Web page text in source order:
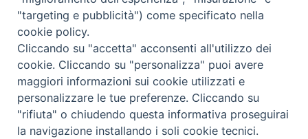
27100 Pavia
Italia
Contatti
"targeting e pubblicità") come specificato nella
cookie policy.
Cliccando su "accetta" acconsenti all'utilizzo dei
cookie. Cliccando su "personalizza" puoi avere
maggiori informazioni sui cookie utilizzati e
personalizzare le tue preferenze. Cliccando su
"rifiuta" o chiudendo questa informativa proseguirai
la navigazione installando i soli cookie tecnici.